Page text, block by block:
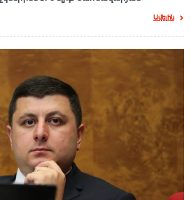
Ավելին